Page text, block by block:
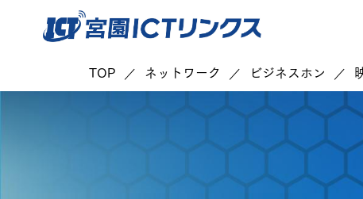
TOP ネットワーク ビジネスホン